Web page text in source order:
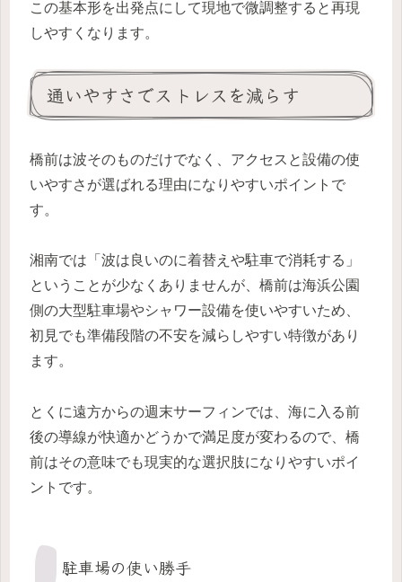
この基本形を出発点にして現地で微調整すると再現
しやすくなります。
通いやすさでストレスを減らす
橋前は波そのものだけでなく、アクセスと設備の使
いやすさが選ばれる理由になりやすいポイントで
す。
湘南では「波は良いのに着替えや駐車で消耗する」
ということが少なくありませんが、橋前は海浜公園
側の大型駐車場やシャワー設備を使いやすいため、
初見でも準備段階の不安を減らしやすい特徴があり
ます。
とくに遠方からの週末サーフィンでは、海に入る前
後の導線が快適かどうかで満足度が変わるので、橋
前はその意味でも現実的な選択肢になりやすいポイ
ントです。
駐車場の使い勝手